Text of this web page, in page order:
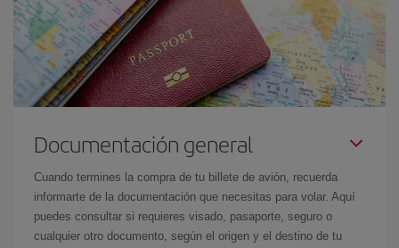
Documentación general
Cuando termines la compra de tu billete de avión, recuerda
informarte de la documentación que necesitas para volar. Aquí
puedes consultar si requieres visado, pasaporte, seguro o
cualquier otro documento, según el origen y el destino de tu